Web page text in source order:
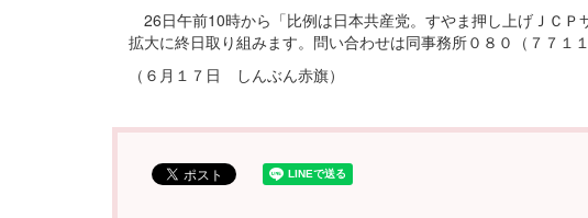
26日午前10時から「比例は日本共産党。すやま押し上げＪＣ
拡大に終日取り組みます。問い合わせは同事務所０８０（７７１
（６月１７日 しんぶん赤旗）